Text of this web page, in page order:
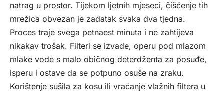
natrag u prostor. Tijekom ljetnih mjeseci, čišćenje tih
mrežica obvezan je zadatak svaka dva tjedna.
Proces traje svega petnaest minuta i ne zahtijeva
nikakav trošak. Filteri se izvade, operu pod mlazom
mlake vode s malo običnog deterdženta za posuđe,
isperu i ostave da se potpuno osuše na zraku.
Korištenje sušila za kosu ili vraćanje vlažnih filtera u